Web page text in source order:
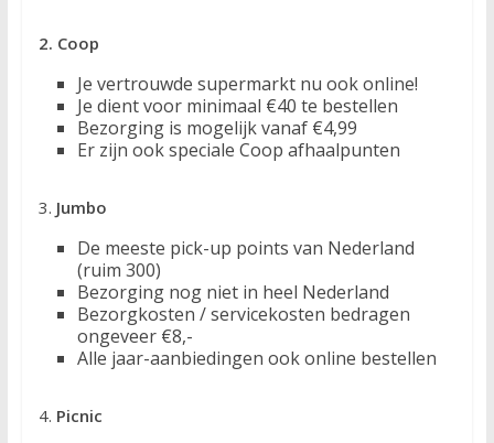
2. Coop
Je vertrouwde supermarkt nu ook online!
Je dient voor minimaal €40 te bestellen
Bezorging is mogelijk vanaf €4,99
Er zijn ook speciale Coop afhaalpunten
3. Jumbo
De meeste pick-up points van Nederland
(ruim 300)
Bezorging nog niet in heel Nederland
Bezorgkosten / servicekosten bedragen
ongeveer €8,-
Alle jaar-aanbiedingen ook online bestellen
4. Picnic